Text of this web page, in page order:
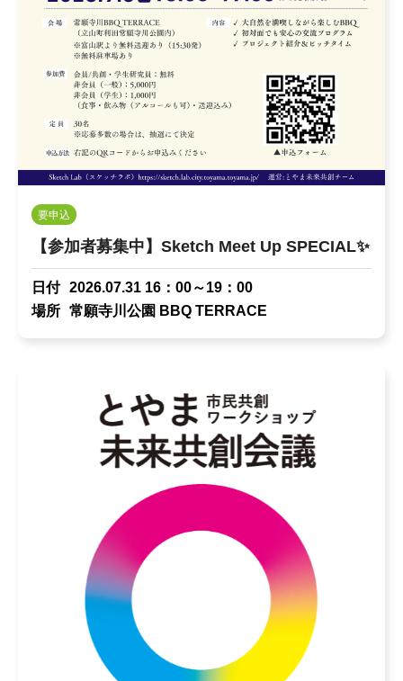
要申込
【参加者募集中】Sketch Meet Up SPECIAL✨
日付 2026.07.31 16：00～19：00
場所 常願寺川公園 BBQ TERRACE